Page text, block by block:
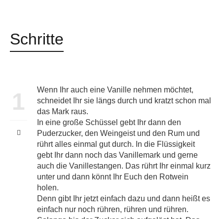
Schritte
1
Wenn Ihr auch eine Vanille nehmen möchtet,
schneidet Ihr sie längs durch und kratzt schon mal
das Mark raus.
In eine große Schüssel gebt Ihr dann den
Puderzucker, den Weingeist und den Rum und
rührt alles einmal gut durch. In die Flüssigkeit
gebt Ihr dann noch das Vanillemark und gerne
auch die Vanillestangen. Das rührt Ihr einmal kurz
unter und dann könnt Ihr Euch den Rotwein
holen.
Denn gibt Ihr jetzt einfach dazu und dann heißt es
einfach nur noch rühren, rühren und rühren.